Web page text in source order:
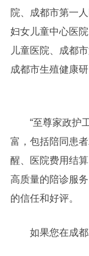
院、成都市第一
妇女儿童中心医
儿童医院、成都
成都市生殖健康研
“至尊家政护工
富，包括陪同患
醒、医院费用结
高质量的陪诊服
的信任和好评。
如果您在成都